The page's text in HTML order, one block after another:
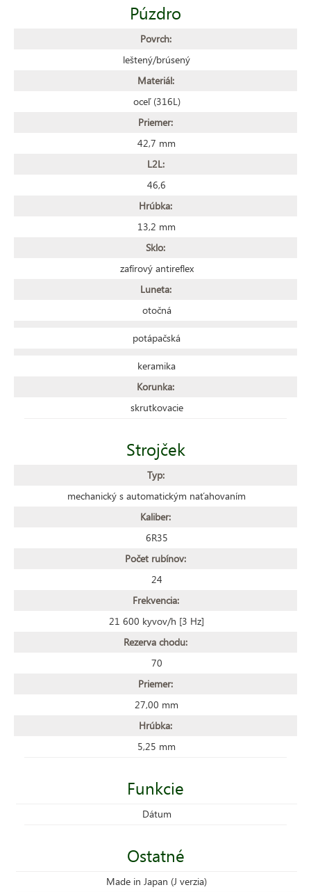
Púzdro
Povrch:
leštený/brúsený
Materiál:
oceľ (316L)
Priemer:
42,7 mm
L2L:
46,6
Hrúbka:
13,2 mm
Sklo:
zafírový antireflex
Luneta:
otočná
potápačská
keramika
Korunka:
skrutkovacie
Strojček
Typ:
mechanický s automatickým naťahovaním
Kaliber:
6R35
Počet rubínov:
24
Frekvencia:
21 600 kyvov/h [3 Hz]
Rezerva chodu:
70
Priemer:
27,00 mm
Hrúbka:
5,25 mm
Funkcie
Dátum
Ostatné
Made in Japan (J verzia)